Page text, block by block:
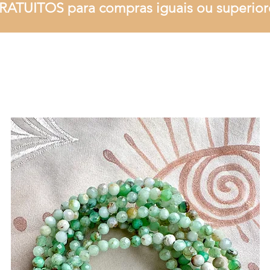
para compras iguais ou